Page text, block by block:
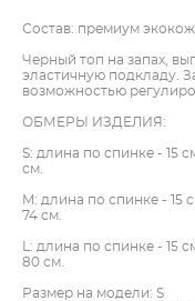
Состав: премиум
Черный топ на запах,
эластичную подкладу.
возможностью
ОБМЕРЫ ИЗДЕЛИЯ:
S: длина по спинке - 15
см.
M: длина по спинке - 15
74 см.
L: длина по спинке - 15
80 см.
Размер на модели: S